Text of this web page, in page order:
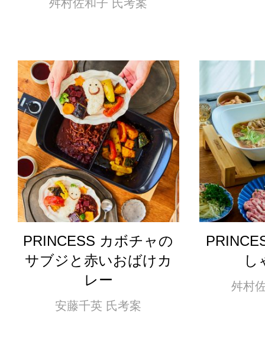
舛村佐和子 氏考案
PRINCESS カボチャの
サブジと赤いおばけカ
レー
安藤千英 氏考案
し
舛村